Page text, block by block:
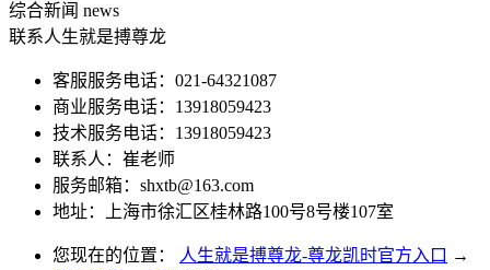
综合新闻 news
联系人生就是搏尊龙
客服服务电话：021-64321087
商业服务电话：13918059423
技术服务电话：13918059423
联系人：崔老师
服务邮箱： shxtb@163.com
地址：上海市徐汇区桂林路100号8号楼107室
您现在的位置： 人生就是搏尊龙-尊龙凯时官方入口 →